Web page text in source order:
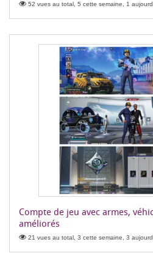
52 vues au total, 5 cette semaine, 1
Compte de jeu avec armes,
améliorés
21 vues au total, 3 cette semaine, 3